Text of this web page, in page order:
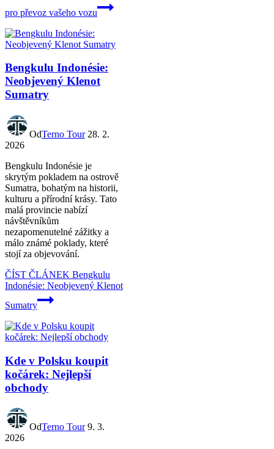
pro převoz vašeho vozu
Bengkulu Indonésie:
Neobjevený Klenot
Sumatry
OdTerno Tour 28. 2.
2026
Bengkulu Indonésie je
skrytým pokladem na ostrově
Sumatra, bohatým na historii,
kulturu a přírodní krásy. Tato
malá provincie nabízí
návštěvníkům
nezapomenutelné zážitky a
málo známé poklady, které
stojí za objevování.
ČÍST ČLÁNEK Bengkulu
Indonésie: Neobjevený Klenot
Sumatry
Kde v Polsku koupit
kočárek: Nejlepší
obchody
OdTerno Tour 9. 3.
2026